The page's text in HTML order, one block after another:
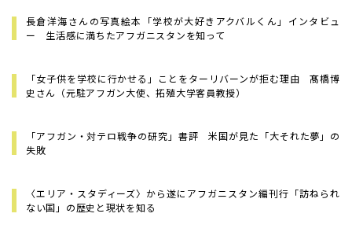
長倉洋海さんの写真絵本「学校が大好きアクバルくん」インタビュ
ー 生活感に満ちたアフガニスタンを知って
「女子供を学校に行かせる」ことをターリバーンが拒む理由 髙橋博
史さん（元駐アフガン大使、拓殖大学客員教授）
「アフガン・対テロ戦争の研究」書評 米国が見た「大それた夢」の
失敗
〈エリア・スタディーズ〉から遂にアフガニスタン編刊行――「訪ねられ
ない国」の歴史と現状を知る